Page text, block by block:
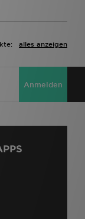
alles anzeigen
Anmelden